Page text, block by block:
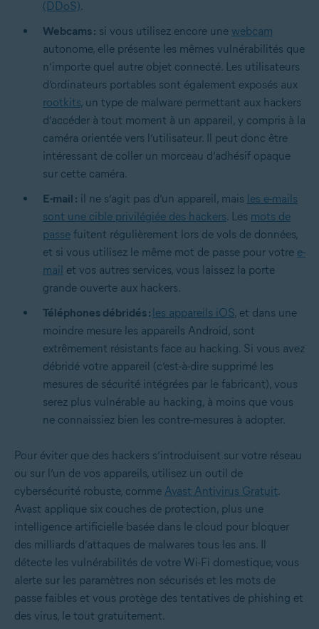
(DDoS).
Webcams : si vous utilisez encore une webcam
autonome, elle présente les mêmes vulnérabilités que
n’importe quel autre objet connecté. Les utilisateurs
d’ordinateurs portables sont également exposés aux
rootkits, un type de malware permettant aux hackers
d’accéder à tout moment à un appareil, y compris à la
caméra orientée vers l’utilisateur. Il peut donc être
intéressant de coller un morceau d’adhésif opaque
sur cette caméra.
E-mail : il ne s’agit pas d’un appareil, mais les e-mails
sont une cible privilégiée des hackers. Les mots de
passe fuitent régulièrement lors de vols de données,
et si vous utilisez le même mot de passe pour votre e-
mail et vos autres services, vous laissez la porte
grande ouverte aux hackers.
Téléphones débridés : les appareils iOS, et dans une
moindre mesure les appareils Android, sont
extrêmement résistants face au hacking. Si vous avez
débridé votre appareil (c’est-à-dire supprimé les
mesures de sécurité intégrées par le fabricant), vous
serez plus vulnérable au hacking, à moins que vous
ne connaissiez bien les contre-mesures à adopter.
Pour éviter que des hackers s’introduisent sur votre réseau
ou sur l’un de vos appareils, utilisez un outil de
cybersécurité robuste, comme Avast Antivirus Gratuit.
Avast applique six couches de protection, plus une
intelligence artificielle basée dans le cloud pour bloquer
des milliards d’attaques de malwares tous les ans. Il
détecte les vulnérabilités de votre Wi-Fi domestique, vous
alerte sur les paramètres non sécurisés et les mots de
passe faibles et vous protège des tentatives de phishing et
des virus, le tout gratuitement.